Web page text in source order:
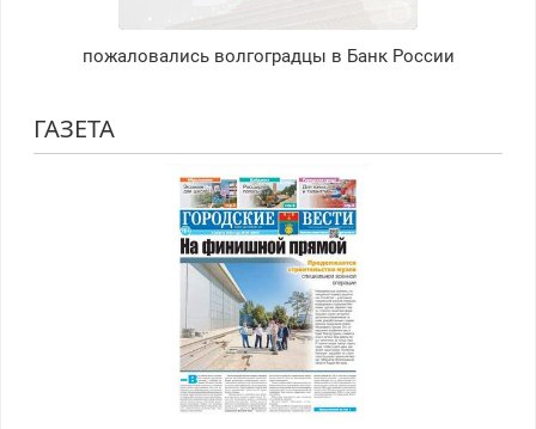
пожаловались волгоградцы в Банк России
ГАЗЕТА